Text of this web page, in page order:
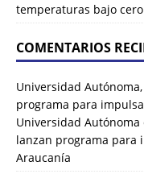
temperaturas bajo cero
COMENTARIOS
Universidad
programa para
Universidad Autónoma
lanzan programa para
Araucanía